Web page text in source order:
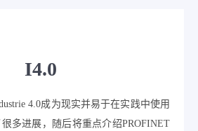
I4.0
4.0成为现实并易于在实践中使用
多进展，随后将重点介绍PROFINET